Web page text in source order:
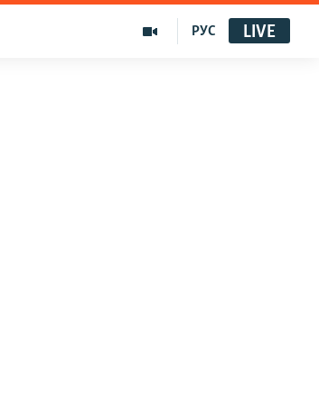
РУС LIVE